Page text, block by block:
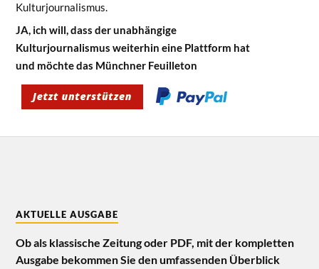
Kulturjournalismus.
JA, ich will, dass der unabhängige
Kulturjournalismus weiterhin eine Plattform hat
und möchte das Münchner Feuilleton
AKTUELLE AUSGABE
Ob als klassische Zeitung oder PDF, mit der kompletten
Ausgabe bekommen Sie den umfassenden Überblick